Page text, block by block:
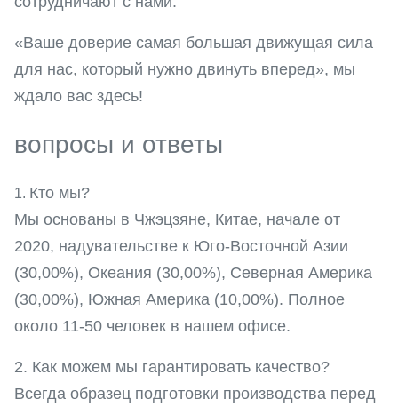
«Ваше доверие самая большая движущая сила
для нас, который нужно двинуть вперед», мы
ждало вас здесь!
вопросы и ответы
1. Кто мы?
Мы основаны в Чжэцзяне, Китае, начале от
2020, надувательстве к Юго-Восточной Азии
(30,00%), Океания (30,00%), Северная Америка
(30,00%), Южная Америка (10,00%). Полное
около 11-50 человек в нашем офисе.
2. Как можем мы гарантировать качество?
Всегда образец подготовки производства перед